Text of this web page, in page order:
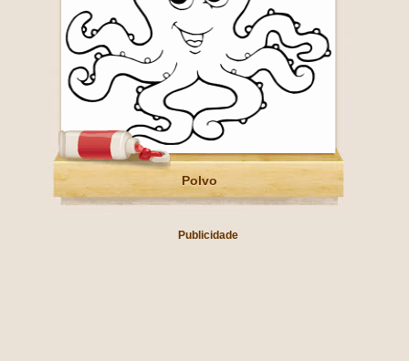
Polvo
Publicidade